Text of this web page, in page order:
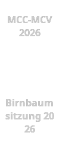
MCC-MCV
2026
Birnbaum
sitzung 20
26